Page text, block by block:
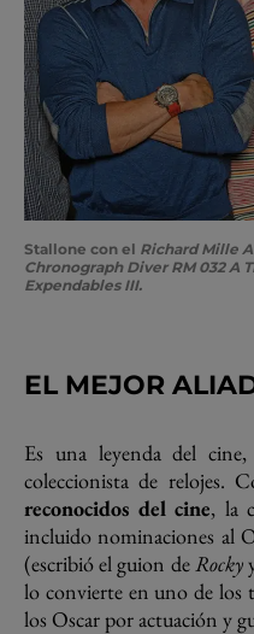
Stallone con el Richard Mille
Chronograph Diver RM 032 A
Expendables III.
EL MEJOR
Es una leyenda del
coleccionista de relojes.
reconocidos del cine, la
incluido nominaciones al
(escribió el guion deRocky
lo convierte en uno de los
los Oscar por actuación y